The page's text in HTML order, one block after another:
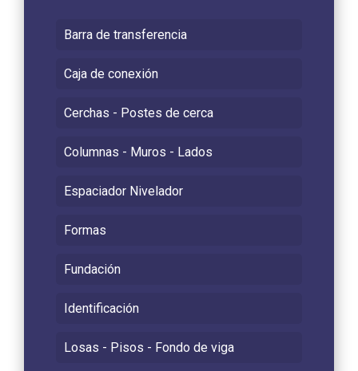
Barra de transferencia
Caja de conexión
Cerchas - Postes de cerca
Columnas - Muros - Lados
Espaciador Nivelador
Formas
Fundación
Identificación
Losas - Pisos - Fondo de viga